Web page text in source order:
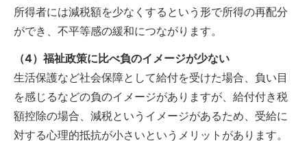
所得者には減税額を少なくするという形で所得の再配分
ができ、不平等感の緩和につながります。
（4）福祉政策に比べ負のイメージが少ない
生活保護など社会保障として給付を受けた場合、負い目
を感じるなどの負のイメージがありますが、給付付き税
額控除の場合、減税というイメージがあるため、受給に
対する心理的抵抗が小さいというメリットがあります。